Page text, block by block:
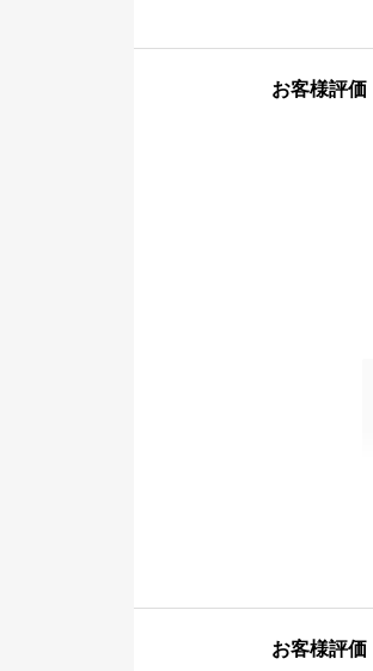
お客様評価
お客様評価